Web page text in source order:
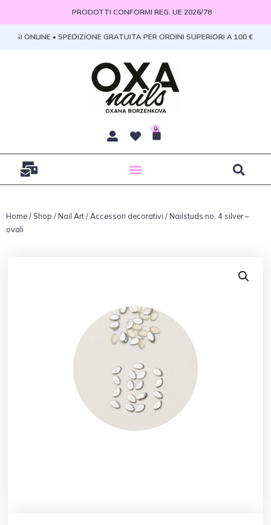
contenuto
PRODOTTI CONFORMI REG. UE 2026/78
ONLINE • SPEDIZIONE GRATUITA PER ORDINI SUPERIORI A 100 € •
0
Home/ Shop / Nail Art/Accessori decorativi / Nailstuds no. 4 silver –
ovali